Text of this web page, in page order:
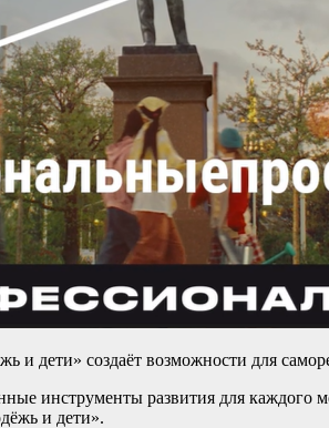
и дети» создаёт возможности для
инструменты развития для
и дети».